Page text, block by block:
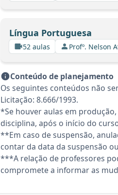
Língua Portuguesa
52 aulas Profº. Nelson
Conteúdo de planejamento
Os seguintes conteúdos não
Licitação: 8.666/1993.
*Se houver aulas em
disciplina, após o início do
**Em caso de suspensão,
contar da data da suspensão
***A relação de professores
compromete a informar as